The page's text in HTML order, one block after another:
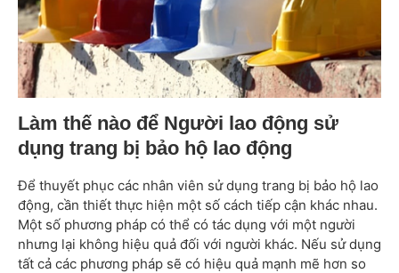
Làm thế nào để Người lao động sử
dụng trang bị bảo hộ lao động
Để thuyết phục các nhân viên sử dụng trang bị bảo hộ lao
động, cần thiết thực hiện một số cách tiếp cận khác nhau.
Một số phương pháp có thể có tác dụng với một người
nhưng lại không hiệu quả đối với người khác. Nếu sử dụng
tất cả các phương pháp sẽ có hiệu quả mạnh mẽ hơn so